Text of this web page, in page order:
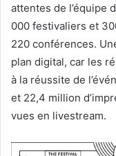
attentes de l’équipe
000 festivaliers et
220 conférences.
plan digital, car les
à la réussite de
et 22,4 million
vues en livestream.